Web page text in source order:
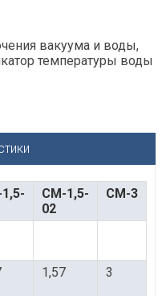
вакуума и воды,
температуры воды
СМ-1,5-
02
СМ-3
1,57 3